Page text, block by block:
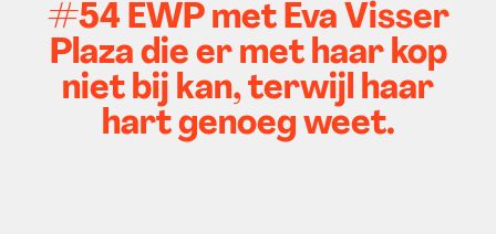
#54 EWP met Eva Visser
Plaza die er met haar kop
niet bij kan, terwijl haar
hart genoeg weet.